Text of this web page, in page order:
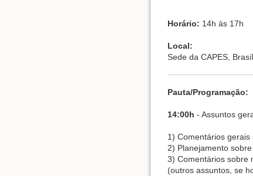
Horário: 14h às 17h
Local:
Sede da CAPES,
Pauta/Programação:
14:00h - Assuntos
1) Comentários
2) Planejamento
3) Comentários sobre
(outros assuntos, se